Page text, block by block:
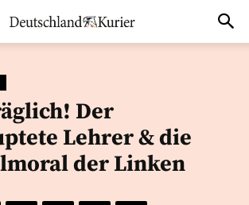
Der
Lehrer & die
der Linken